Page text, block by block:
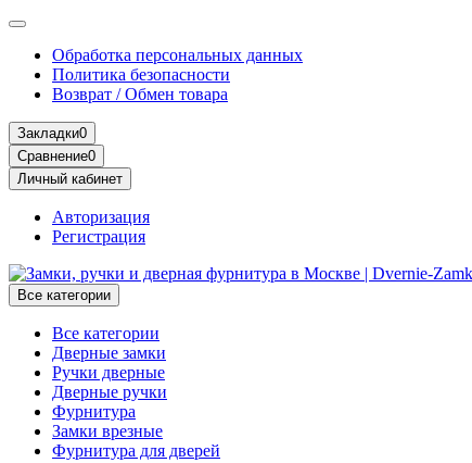
Обработка персональных данных
Политика безопасности
Возврат / Обмен товара
Закладки0
Сравнение0
Личный кабинет
Авторизация
Регистрация
Все категории
Все категории
Дверные замки
Ручки дверные
Дверные ручки
Фурнитура
Замки врезные
Фурнитура для дверей